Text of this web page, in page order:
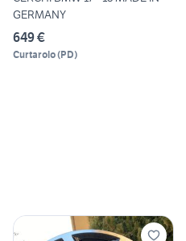
GERMANY
649 €
Curtarolo(PD)